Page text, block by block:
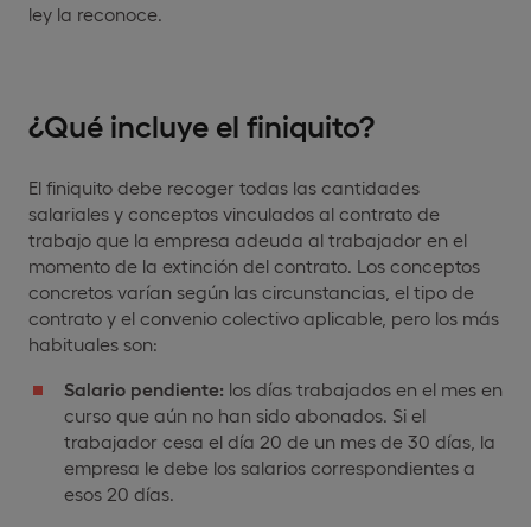
ley la reconoce.
¿Qué incluye el finiquito?
El finiquito debe recoger todas las cantidades
salariales y conceptos vinculados al contrato de
trabajo que la empresa adeuda al trabajador en el
momento de la extinción del contrato. Los conceptos
concretos varían según las circunstancias, el tipo de
contrato y el convenio colectivo aplicable, pero los más
habituales son:
Salario pendiente: los días trabajados en el mes en
curso que aún no han sido abonados. Si el
trabajador cesa el día 20 de un mes de 30 días, la
empresa le debe los salarios correspondientes a
esos 20 días.